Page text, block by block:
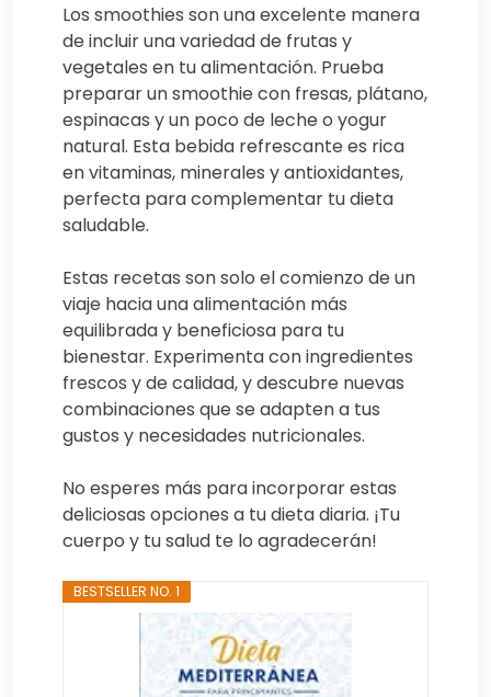
Los smoothies son una excelente manera
de incluir una variedad de frutas y
vegetales en tu alimentación. Prueba
preparar un smoothie con fresas, plátano,
espinacas y un poco de leche o yogur
natural. Esta bebida refrescante es rica
en vitaminas, minerales y antioxidantes,
perfecta para complementar tu dieta
saludable.
Estas recetas son solo el comienzo de un
viaje hacia una alimentación más
equilibrada y beneficiosa para tu
bienestar. Experimenta con ingredientes
frescos y de calidad, y descubre nuevas
combinaciones que se adapten a tus
gustos y necesidades nutricionales.
No esperes más para incorporar estas
deliciosas opciones a tu dieta diaria. ¡Tu
cuerpo y tu salud te lo agradecerán!
BESTSELLER NO. 1